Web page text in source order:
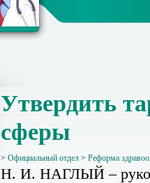
Утвердить
сферы
> Официальный отдел > Реформа
Н. И. НАГЛЫЙ –